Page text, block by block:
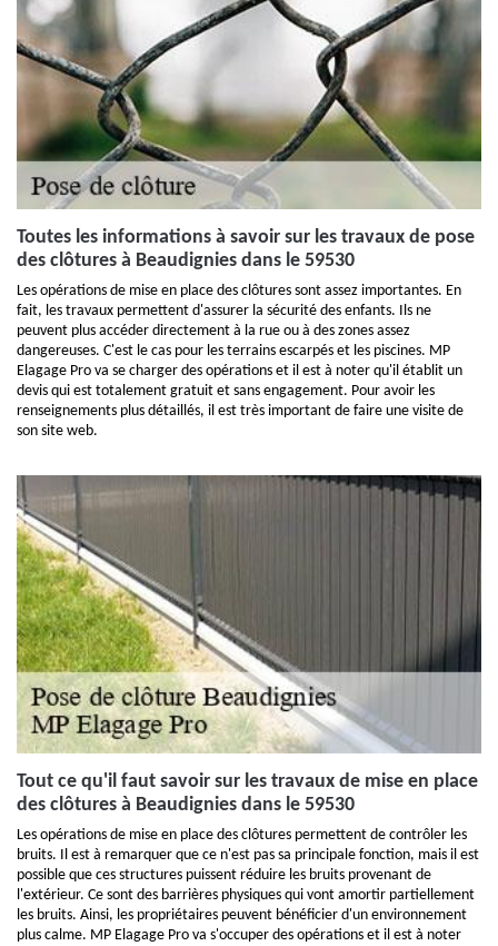
Toutes les informations à savoir sur les travaux de pose
des clôtures à Beaudignies dans le 59530
Les opérations de mise en place des clôtures sont assez importantes. En
fait, les travaux permettent d'assurer la sécurité des enfants. Ils ne
peuvent plus accéder directement à la rue ou à des zones assez
dangereuses. C'est le cas pour les terrains escarpés et les piscines. MP
Elagage Pro va se charger des opérations et il est à noter qu'il établit un
devis qui est totalement gratuit et sans engagement. Pour avoir les
renseignements plus détaillés, il est très important de faire une visite de
son site web.
Tout ce qu'il faut savoir sur les travaux de mise en place
des clôtures à Beaudignies dans le 59530
Les opérations de mise en place des clôtures permettent de contrôler les
bruits. Il est à remarquer que ce n'est pas sa principale fonction, mais il est
possible que ces structures puissent réduire les bruits provenant de
l'extérieur. Ce sont des barrières physiques qui vont amortir partiellement
les bruits. Ainsi, les propriétaires peuvent bénéficier d'un environnement
plus calme. MP Elagage Pro va s'occuper des opérations et il est à noter